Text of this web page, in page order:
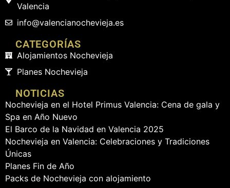
Valencia
info@valencianochevieja.es
CATEGORÍAS
Alojamientos Nochevieja
Planes Nochevieja
NOTICIAS
Nochevieja en el Hotel Primus Valencia: Cena de gala y
Spa en Año Nuevo
El Barco de la Navidad en Valencia 2025
Nochevieja en Valencia: Celebraciones y Tradiciones
Únicas
Planes Fin de Año
Packs de Nochevieja con alojamiento